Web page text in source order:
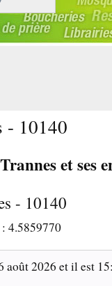
- 10140
et ses
- 10140
4.5859770
août 2026 et il est